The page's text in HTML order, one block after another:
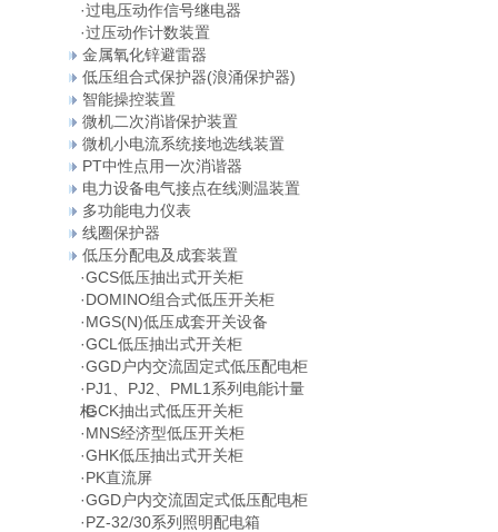
·过电压动作信号继电器
·过压动作计数装置
金属氧化锌避雷器
低压组合式保护器(浪涌保护器)
智能操控装置
微机二次消谐保护装置
微机小电流系统接地选线装置
PT中性点用一次消谐器
电力设备电气接点在线测温装置
多功能电力仪表
线圈保护器
低压分配电及成套装置
·GCS低压抽出式开关柜
·DOMINO组合式低压开关柜
·MGS(N)低压成套开关设备
·GCL低压抽出式开关柜
·GGD户内交流固定式低压配电柜
·PJ1、PJ2、PML1系列电能计量
柜
·GCK抽出式低压开关柜
·MNS经济型低压开关柜
·GHK低压抽出式开关柜
·PK直流屏
·GGD户内交流固定式低压配电柜
·PZ-32/30系列照明配电箱